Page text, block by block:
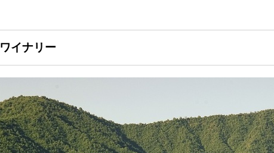
ワイナリー